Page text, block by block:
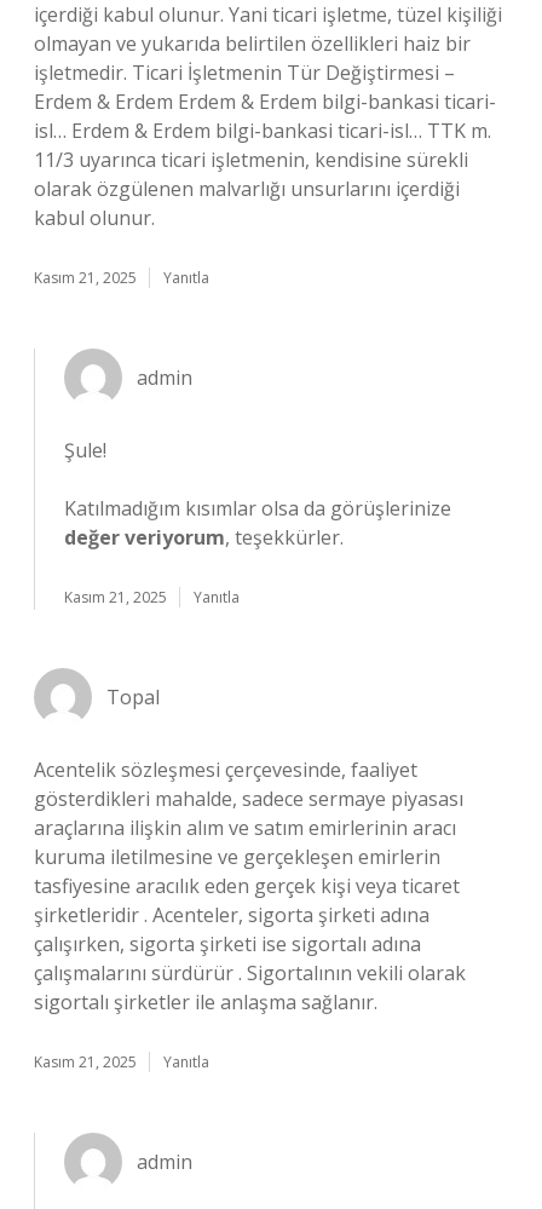
içerdiği kabul olunur. Yani ticari işletme, tüzel kişiliği
olmayan ve yukarıda belirtilen özellikleri haiz bir
işletmedir. Ticari İşletmenin Tür Değiştirmesi –
Erdem & Erdem Erdem & Erdem bilgi-bankasi ticari-
isl… Erdem & Erdem bilgi-bankasi ticari-isl… TTK m.
11/3 uyarınca ticari işletmenin, kendisine sürekli
olarak özgülenen malvarlığı unsurlarını içerdiği
kabul olunur.
Kasım 21, 2025 Yanıtla
admin
Şule!
Katılmadığım kısımlar olsa da görüşlerinize
değer veriyorum, teşekkürler.
Kasım 21, 2025 Yanıtla
Topal
Acentelik sözleşmesi çerçevesinde, faaliyet
gösterdikleri mahalde, sadece sermaye piyasası
araçlarına ilişkin alım ve satım emirlerinin aracı
kuruma iletilmesine ve gerçekleşen emirlerin
tasfiyesine aracılık eden gerçek kişi veya ticaret
şirketleridir . Acenteler, sigorta şirketi adına
çalışırken, sigorta şirketi ise sigortalı adına
çalışmalarını sürdürür . Sigortalının vekili olarak
sigortalı şirketler ile anlaşma sağlanır.
Kasım 21, 2025 Yanıtla
admin